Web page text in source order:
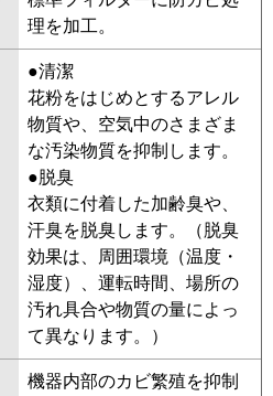
理を加工。
●清潔
花粉をはじめとするアレル
物質や、空気中のさまざま
な汚染物質を抑制します。
●脱臭
衣類に付着した加齢臭や、
汗臭を脱臭します。（脱臭
効果は、周囲環境（温度・
湿度）、運転時間、場所の
汚れ具合や物質の量によっ
て異なります。）
機器内部のカビ繁殖を抑制